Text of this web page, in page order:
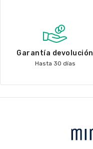
Garantía devolución
Hasta 30 días